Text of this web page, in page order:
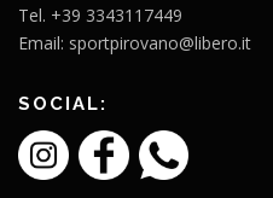
Tel. +39 3343117449
Email: sportpirovano@libero.it
SOCIAL: